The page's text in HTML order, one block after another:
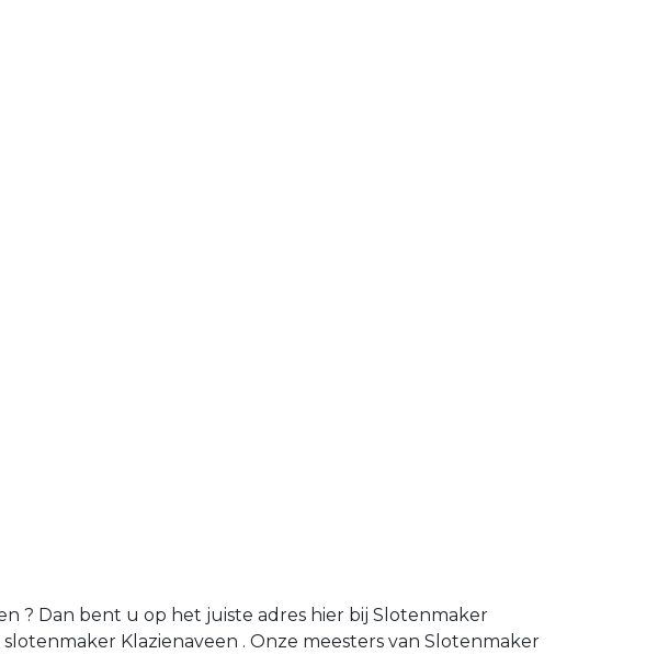
? Dan bent u op het juiste adres hier bij Slotenmaker
Klazienaveen . Onze meesters van Slotenmaker